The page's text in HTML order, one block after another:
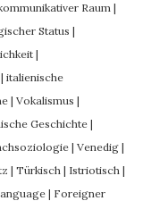
Raum |
Status |
|
| italienische
| Vokalismus |
Geschichte|
| Venedig |
| Türkisch | Istriotisch |
| Foreigner